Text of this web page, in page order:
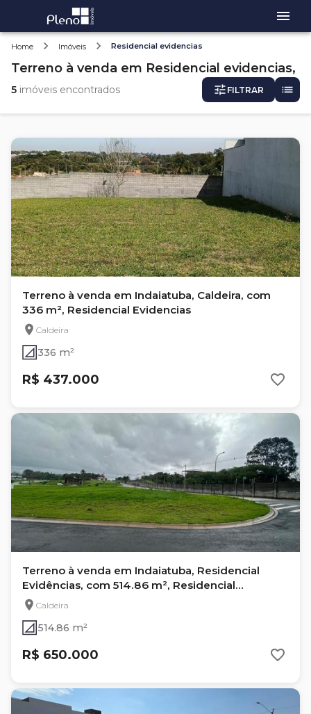
Home Imóveis Residencial evidencias
Terreno à venda em Residencial evidencias,
5 imóveis encontrados FILTRAR
Terreno à venda em Indaiatuba, Caldeira, com
336 m², Residencial Evidencias
Caldeira
336 m²
R$ 437.000
Terreno à venda em Indaiatuba, Residencial
Evidências, com 514.86 m², Residencial
Evidencias
Caldeira
514.86 m²
R$ 650.000